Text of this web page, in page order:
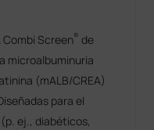
Combi Screen® de
microalbuminuria
(mALB/CREA)
para el
ej., diabéticos,